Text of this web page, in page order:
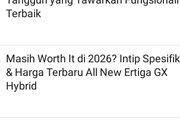
Terbaik
Masih Worth It di 2026? Intip
& Harga Terbaru All New Ertiga GX
Hybrid